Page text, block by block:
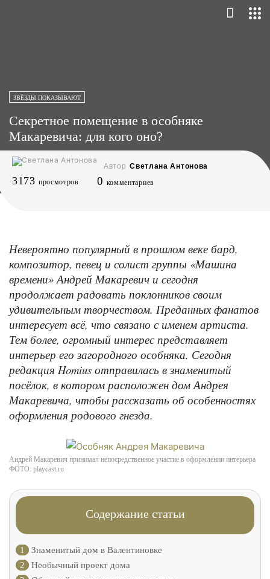
ЗВЁЗДЫ ПОКАЗЫВАЮТ
Секретное помещение в особняке
Макаревича: для кого оно?
Автор Светлана Антонова
3173 просмотров 0 комментариев
Невероятно популярный в прошлом веке бард,
композитор, певец и солист группы «Машина
времени» Андрей Макаревич и сегодня
продолжает радовать поклонников своим
удивительным творчеством. Преданных фанатов
интересует всё, что связано с именем артиста.
Тем более, огромный интерес представляет
интерьер его загородного особняка. Сегодня
редакция Homius отправилась в знаменитый
посёлок, в котором расположен дом Андрея
Макаревича, чтобы рассказать об особенностях
оформления родового гнезда.
Андрей Макаревич принимал непосредственное участие в оформлении интерьера
ФОТО: playcast.ru
Содержание статьи
1
Знаменитый дом в Валентиновке
2
Необычный проект дома